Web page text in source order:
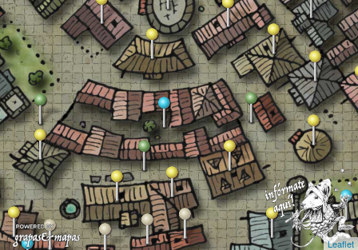
Leaflet